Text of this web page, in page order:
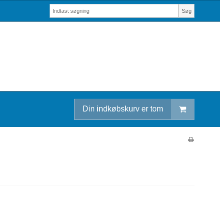
Søg
Din indkøbskurv er tom